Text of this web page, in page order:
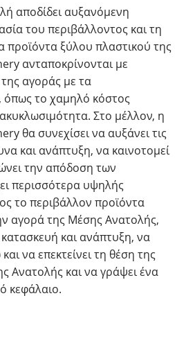
αποδίδει αυξανόμενη
του περιβάλλοντος και τη
προϊόντα ξύλου πλαστικού της
ανταποκρίνονται με
αγοράς με τα
όπως το χαμηλό κόστος
Στο μέλλον, η
θα συνεχίσει να αυξάνει τις
και ανάπτυξη, να καινοτομεί
την απόδοση των
περισσότερα υψηλής
το περιβάλλον προϊόντα
αγορά της Μέσης Ανατολής,
και ανάπτυξη, να
να επεκτείνει τη θέση της
Ανατολής και να γράψει ένα
κεφάλαιο.